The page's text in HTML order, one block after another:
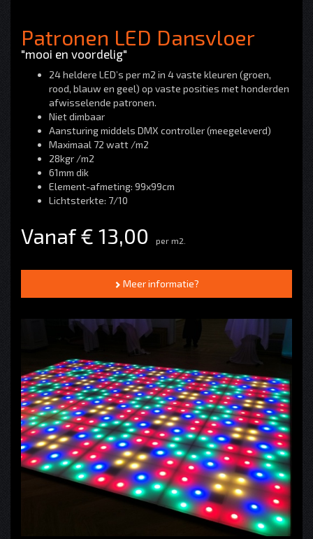
Patronen LED Dansvloer
"mooi en voordelig"
24 heldere LED’s per m2 in 4 vaste kleuren (groen,
rood, blauw en geel) op vaste posities met honderden
afwisselende patronen.
Niet dimbaar
Aansturing middels DMX controller (meegeleverd)
Maximaal 72 watt /m2
28kgr /m2
61mm dik
Element-afmeting: 99x99cm
Lichtsterkte: 7/10
Vanaf € 13,00 per m2.
Meer informatie?